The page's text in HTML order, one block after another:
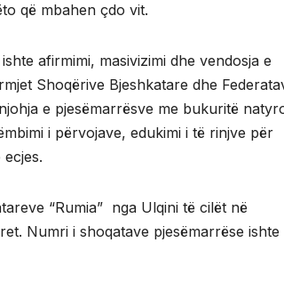
që mbahen çdo vit.
afirmimi, masivizimi dhe vendosja e
Shoqërive Bjeshkatare dhe
e pjesëmarrësve me bukuritë
i përvojave, edukimi i të rinjve për
“Rumia” nga Ulqini të cilët në
Numri i shoqatave pjesëmarrëse ishte